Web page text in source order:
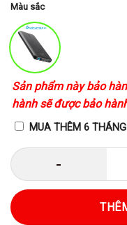
Màu sắc
Sản phẩm này bảo
hành sẽ được bảo
MUA THÊM 6